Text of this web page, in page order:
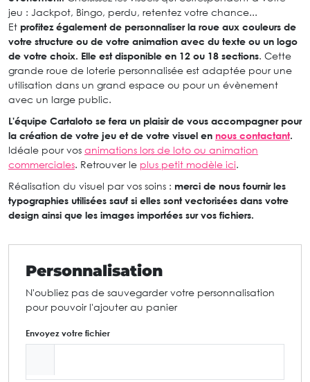
jeu : Jackpot, Bingo, perdu, retentez votre chance...
Et profitez également de personnaliser la roue aux couleurs de
votre structure ou de votre animation avec du texte ou un logo
de votre choix. Elle est disponible en 12 ou 18 sections. Cette
grande roue de loterie personnalisée est adaptée pour une
utilisation dans un grand espace ou pour un évènement
avec un large public.
L'équipe Cartaloto se fera un plaisir de vous accompagner pour
la création de votre jeu et de votre visuel en nous contactant.
Idéale pour vos animations lors de loto ou animation
commerciales. Retrouver le plus petit modèle ici.
Réalisation du visuel par vos soins : merci de nous fournir les
typographies utilisées sauf si elles sont vectorisées dans votre
design ainsi que les images importées sur vos fichiers.
Personnalisation
N'oubliez pas de sauvegarder votre personnalisation
pour pouvoir l'ajouter au panier
Envoyez votre fichier